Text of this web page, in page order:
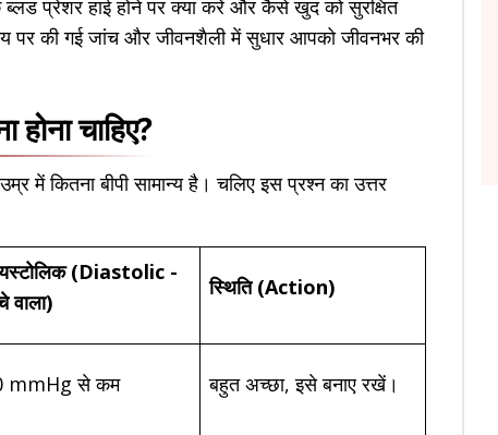
प्रेशर हाई होने पर क्या करें और कैसे खुद को सुरक्षित
पर की गई जांच और जीवनशैली में सुधार आपको जीवनभर की
चाहिए?
कितना बीपी सामान्य है। चलिए इस प्रश्न का उत्तर
(Diastolic -
वाला)
स्थिति (Action)
mmHg से कम बहुत अच्छा, इसे बनाए रखें।